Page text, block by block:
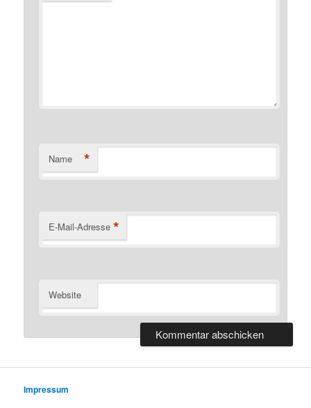
Name *
E-Mail-Adresse *
Website
Impressum